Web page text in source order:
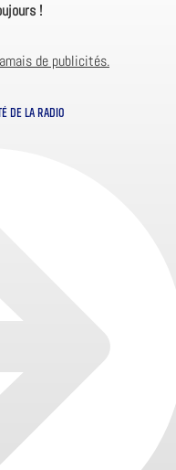
!
de publicités.
DE LA RADIO